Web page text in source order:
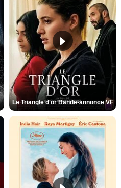
Le Triangle d'or Bande-annonce VF